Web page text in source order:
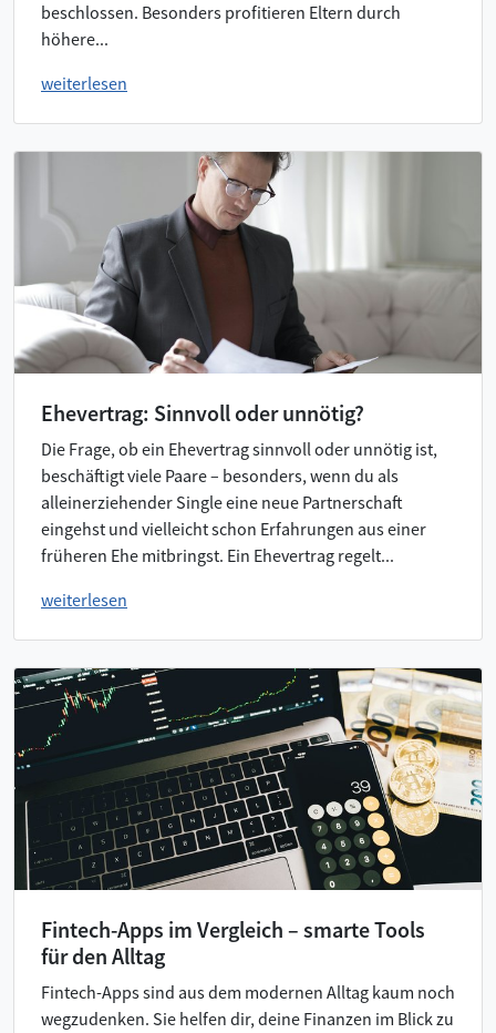
beschlossen. Besonders profitieren Eltern durch
höhere...
weiterlesen
Ehevertrag: Sinnvoll oder unnötig?
Die Frage, ob ein Ehevertrag sinnvoll oder unnötig ist,
beschäftigt viele Paare – besonders, wenn du als
alleinerziehender Single eine neue Partnerschaft
eingehst und vielleicht schon Erfahrungen aus einer
früheren Ehe mitbringst. Ein Ehevertrag regelt...
weiterlesen
Fintech-Apps im Vergleich – smarte Tools
für den Alltag
Fintech-Apps sind aus dem modernen Alltag kaum noch
wegzudenken. Sie helfen dir, deine Finanzen im Blick zu